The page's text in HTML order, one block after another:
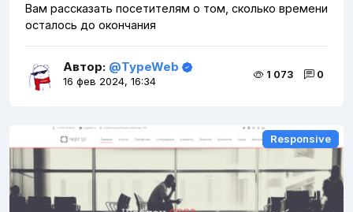
Вам рассказать посетителям о том, сколько времени
осталось до окончания
Автор: @TypeWeb
16 фев 2024, 16:34
1 073 0
Responsive
Responsive